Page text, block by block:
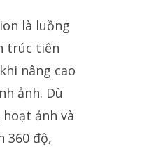
là luồng
​​trúc tiên
nâng cao
ảnh. Dù
ảnh và
360 độ,